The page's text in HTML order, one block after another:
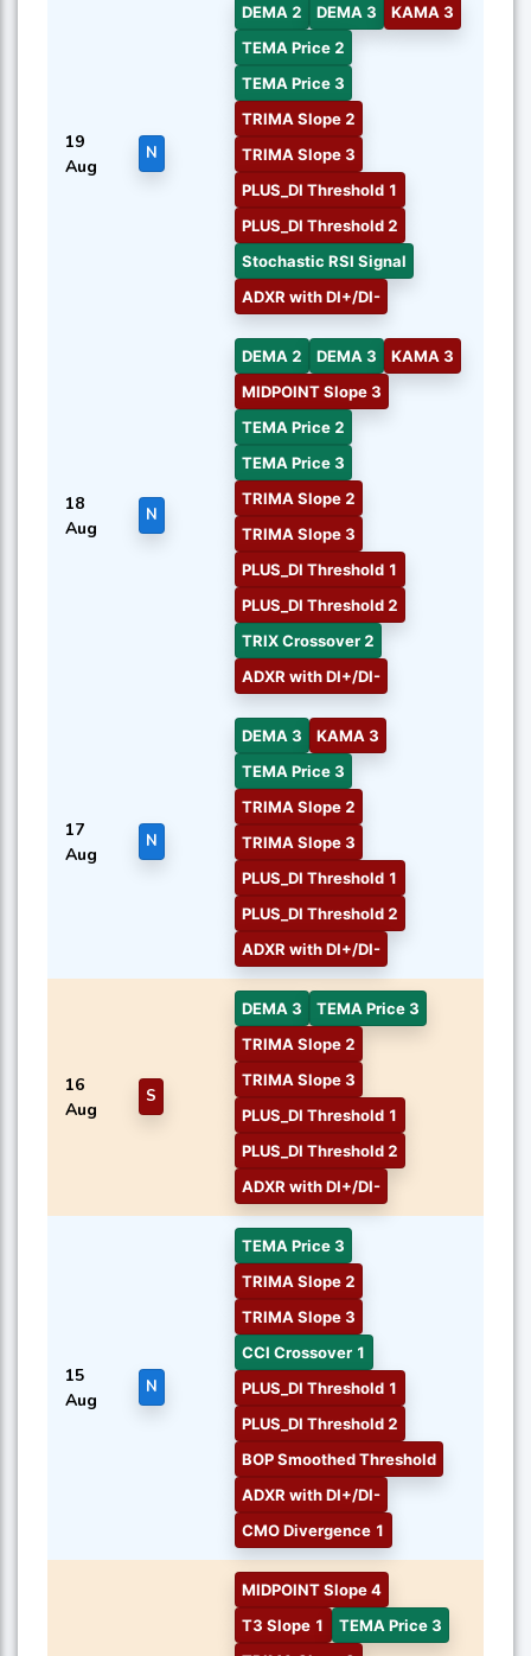
19
Aug
N
DEMA 2 DEMA 3
KAMA 3
TEMA Price 2
TEMA Price 3
TRIMA Slope 2
TRIMA Slope 3
PLUS_DI Threshold 1
PLUS_DI Threshold 2
Stochastic RSI Signal
ADXR with DI+/DI-
18
Aug
N
DEMA 2 DEMA 3
KAMA 3
MIDPOINT Slope 3
TEMA Price 2
TEMA Price 3
TRIMA Slope 2
TRIMA Slope 3
PLUS_DI Threshold 1
PLUS_DI Threshold 2
TRIX Crossover 2
ADXR with DI+/DI-
17
Aug
N
DEMA 3
KAMA 3
TEMA Price 3
TRIMA Slope 2
TRIMA Slope 3
PLUS_DI Threshold 1
PLUS_DI Threshold 2
ADXR with DI+/DI-
16
Aug
S
DEMA 3
TEMA Price 3
TRIMA Slope 2
TRIMA Slope 3
PLUS_DI Threshold 1
PLUS_DI Threshold 2
ADXR with DI+/DI-
15
Aug
N
TEMA Price 3
TRIMA Slope 2
TRIMA Slope 3
CCI Crossover 1
PLUS_DI Threshold 1
PLUS_DI Threshold 2
BOP Smoothed Threshold
ADXR with DI+/DI-
CMO Divergence 1
MIDPOINT Slope 4
T3 Slope 1
TEMA Price 3